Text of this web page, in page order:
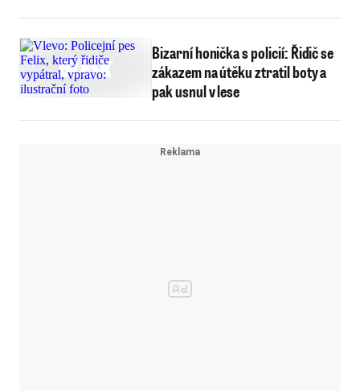
Bizarní honička s policií: Řidič se
zákazem na útěku ztratil boty a
pak usnul v lese